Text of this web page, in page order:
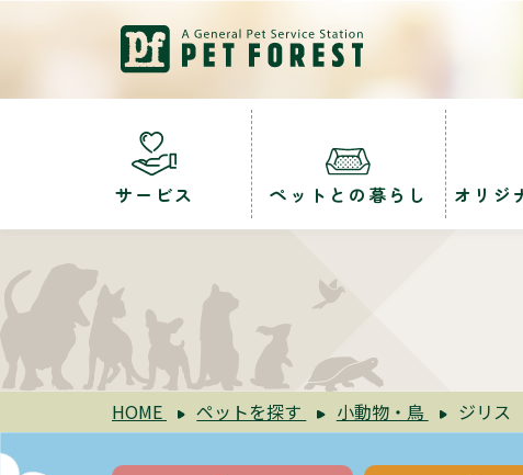
サービス ペットとの暮らし オリジ
HOME ペットを探す 小動物・鳥 ジリス